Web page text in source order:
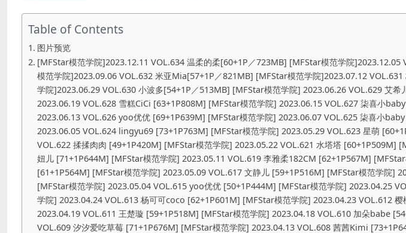
Table of Contents
图片预览
[MFStar模范学院]2023.12.11 VOL.634 温柔的柔[60+1P／723MB] [MFStar模范学院]2023.12.05 VOL.633 董林越[64+1P／767MB] [MFStar模范学院]2023.09.06 VOL.632 米亚Mia[57+1P／821MB] [MFStar模范学院]2023.07.12 VOL.631 杨可可coco[83+1P／965MB] [MFStar模范学院]2023.06.29 VOL.630 小波多[54+1P／513MB] [MFStar模范学院] 2023.06.26 VOL.629 艾希儿[57+1P／549MB] [MFStar模范学院] 2023.06.19 VOL.628 雪糕CiCi [63+1P808M] [MFStar模范学院] 2023.06.15 VOL.627 柒喜小baby [47+1P385M] [MFStar模范学院] 2023.06.13 VOL.626 yoo优优 [69+1P639M] [MFStar模范学院] 2023.06.07 VOL.625 柒喜小baby [75+1P682M] [MFStar模范学院] 2023.06.05 VOL.624 lingyu69 [73+1P763M] [MFStar模范学院] 2023.05.29 VOL.623 星萌 [60+1P505M] [MFStar模范学院] 2023.05.24 VOL.622 揉揉肉肉 [49+1P420M] [MFStar模范学院] 2023.05.22 VOL.621 水塔塔 [60+1P509M] [MFStar模范学院] 2023.05.18 VOL.620 大美妞儿 [71+1P644M] [MFStar模范学院] 2023.05.11 VOL.619 李雅柔182CM [62+1P567M] [MFStar模范学院] 2023.05.10 VOL.618 伊诺 [61+1P564M] [MFStar模范学院] 2023.05.09 VOL.617 文静儿 [59+1P516M] [MFStar模范学院] 2023.05.08 VOL.616 陈怡曼 [68+1P761M] [MFStar模范学院] 2023.05.04 VOL.615 yoo优优 [50+1P444M] [MFStar模范学院] 2023.04.25 VOL.614 温心怡 [56+1P577M] [MFStar模范学院] 2023.04.24 VOL.613 杨可可coco [62+1P601M] [MFStar模范学院] 2023.04.23 VOL.612 樱桃小犊子 [59+1P531M] [MFStar模范学院] 2023.04.19 VOL.611 王楚璇 [59+1P518M] [MFStar模范学院] 2023.04.18 VOL.610 加朵babe [54+1P471M] [MFStar模范学院] 2023.04.17 VOL.609 汐汐爱吃草莓 [71+1P676M] [MFStar模范学院] 2023.04.13 VOL.608 茜茜Kimi [73+1P641M] [MFStar模范学院] 2023.04.12 VOL.607 月音瞳 [57+1P627M] [MFStar模范学院] 2023.04.11 VOL.606 李雅柔182CM [45+1P445M] [MFStar模范学院] 2023.04.10 VOL.605 大美妞儿 [62+1P569M] [MFStar模范学院] 2023.04.06 VOL.604 雪糕CiCi [57+1P512M] [MFStar模范学院] 2023.04.04 VOL.603 加朵babe [65+1P565M] [MFStar模范学院] 2023.04.03 VOL.602 汐汐爱吃草莓 [51+1P493M] [MFStar模范学院] 2023.03.30 VOL.601 樱桃小犊子 [75+1P810M] [MFStar模范学院] 2023.03.28 VOL.600 雪糕CiCi [58+1P500M] [MFStar模范学院] 2023.03.27 VOL.599 茜茜Kimi [61+1P524M] [MFStar模范学院] 2023.03.23 VOL.598 大美妞儿 [78+1P798M] [MFStar模范学院] 2023.03.22 VOL.597 星萌 [60+1P648M] [MFStar模范学院] 2023.03.21 VOL.596 樱桃小犊子 [58+1P477M] [MFStar模范学院] 2023.03.20 VOL.595 汐汐爱吃草莓 [65+1P607M] [MFStar模范学院] 2023.03.16 VOL.594 露露luncy 牛仔裤 [60+1P594M] [MFStar模范学院] 2023.03.15 VOL.593 雪糕CiCi [63+1P600M] [MFStar模范学院] 2023.03.09 VOL.592 米亚Mia [59+1P616M] [MFStar模范学院] 2023.03.02 VOL.591 汐汐爱吃草莓 [81+1P722M] [MFStar模范学院] 2023.02.28 VOL.590 小樱花baby [50+1P435M] [MFStar模范学院] 2023.02.27 VOL.589 yoo优优 [66+1P593M] [MFStar模范学院]2023.02.23 VOL.588 雪雪琪 [58+1P536M] [MFStar模范学院]2023.02.16 VOL.587 露露luncy[51+1P／323MB] [MFStar模范学院]2023.02.14 VOL.586 加朵babe[73+1P／598MB] [MFStar模范学院]2023.02.13 VOL.585 樱桃小犊[53+1P／337MB] [MFStar模范学院]2023.02.06 VOL.584 人间荒糖[51+1P／306MB] [MFStar模范学院]2023.01.30 VOL.583 露露luncy[73+1P／483MB] [MFStar模范学院]2023.01.19 VOL.582 白茹雪[60+1P／493MB] [MFStar模范学院]2023.01.16 VOL.581 露露luncy[51+1P／529MB] [MFStar模范学院]2023.01.12 VOL.580 奶瓶[50+1P／364MB] [MFStar模范学院]2023.01.09 VOL.579 白茹雪[41+1P／392MB] [MFStar模范学院]2023.01.05 VOL.578 Ai西西里[62+1P／509MB] [MFStar模范学院]2023.01.03 VOL.577 樱桃小犊子[50+1P／253MB] [MFStar模范学院]2022.12.28 VOL.576 白茹雪[51+1P／371MB] [MFStar模范学院] 2022.11.11 VOL.575 露露luncy [57+1P／552MB] [MFStar模范学院] 2022.11.07 VOL.574 樱桃小犊子 [50+1P／500MB] [MFStar模范学院] 2022.10.24 VOL.573 小可爱o.o 丝袜美臀(官方下架) [MFStar模范学院] 2022.10.19 VOL.572 吴思晚 [72+1P／599MB] [MFStar模范学院] 2022.10.17 VOL.571 夏沫沫tifa [53+1P／483M] [MFStar模范学院]2022.10.11 VOL.570 yoo优优 [51+1P／534MB] [MFStar模范学院]2022.10.09 VOL.569 Ai西西里 [43+1P／441MB] [MFStar模范学院]2022.10.08 VOL.568 露露Andrea [56+1P／568MB] [MFStar模范学院]2022.08.22 VOL.567 白茹雪 [51+1P／484MB] [MFStar模范学院]2022.08.17 VOL.566 露露Andrea [42+1P／451MB] [MFStar模范学院]2022.08.16 VOL.565 小米XM [61+1P／464MB] [MFStar模范学院]2022.07.18 VOL.564 小果冻儿[46+1P／499MB] [MFStar模范学院]2022.07.11 VOL.563 露露candy[50+1P／584MB] [MFStar模范学院]2022.03.21 VOL.562 韩好甜[59+1P／571MB] [MFStar模范学院]2022.03.18 VOL.561 吴雪瑶[61+1P／564MB] [MFStar模范学院]2022.03.16 VOL.560 吴思晚[60+1P／683MB] [MFStar模范学院]2022.03.14 VOL.559 韩好甜[61+1P／538MB] [MFStar模范学院]2022.03.11 VOL.558 白茹雪[50+1P／462MB] [MFStar模范学院]2022.03.09 VOL.557 人间荒糖[70+1P／615MB] [MFStar模范学院]2022.03.07 VOL.556 韩好甜[58+1P／536MB] [MFStar模范学院]2022.03.04 VOL.555 吴雪瑶[53+1P／471MB] [MFStar模范学院]2022.03.02 VOL.554 羽仁鹿[58+1P／550MB] [MFStar模范学院]2022.02.28 VOL.553 小果冻儿[47+1P／450MB] [MFStar模范学院]2022.02.25 VOL.552 白茹雪[40+1P／366MB] [MFStar模范学院]2022.02.23 VOL.551 吴雪瑶[54+1P／633MB] [MFStar模范学院]2022.01.27 VOL.550 yoo优优[60+1P／622MB] [MFStar模范学院]2022.01.24 VOL.549 白茹雪[50+1P／550MB] [MFStar模范学院]2022.01.18 VOL.548 小果冻儿[50+1P／602MB] [MFStar模范学院]2022.02.25 VOL.552 白茹雪[40+1P／366MB] [MFStar模范学院]2022.02.23 VOL.551 吴雪瑶[54+1P／633MB] [MFStar模范学院]2021.12.20 VOL.547 徐媛媛[36+1P／426MB] [MFStar模范学院]2021.12.10 VOL.546 77qiqi[52+1P／506MB] [MFStar模范学院]2021.12.06 VOL.545 甜筒晓彤[56+1P／527MB] [MFStar模范学院]2021.12.01 VOL.544 徐媛媛[42+1P／508MB] [MFStar模范学院]2021.11.29 VOL.543 甜筒晓彤[53+1P／526MB] [MFStar模范学院]2021.11.26 VOL.542 youOvOyou[43+1P／514MB] [MFStar模范学院]2021.11.24 VOL.541 夏沫沫tifa[37+1P／362MB] [MFStar模范学院]2021.11.19 VOL.540 蔡文钰Abby[48+1P／468MB] [MFStar模范学院]2021.11.16 VOL.539 王蜜[51+1P／436MB] [MFStar模范学院]2021.11.16 VOL.539 王蜜[51+1P／436MB] [MFStar模范学院]2021.10.22 VOL.538 模特合集[36+1P／463MB] [MFStar模范学院]2021.10.20 VOL.537 王蜜[42+1P／400MB] [MFStar模范学院]2021.10.18 VOL.536 佳佳崽崽[48+1P／607MB] [MFStar模范学院]2021.10.15 VOL.535 艾尔莎elsa[40+1P／440MB] [MFStar模范学院]2021.10.11 VOL.534 蔡文钰Abby[50+1P／586MB] [MFStar模范学院]2021.09.13 VOL.533 77qiqi[50+1P／465MB] [MFStar模范学院]2021.09.07 VOL.532 一颗甜蛋黄a[56+1P／490MB] [MFStar模范学院]2021.09.03 VOL.531 苏西-susie[51+1P／573MB] [MFStar模范学院]2021.08.30 VOL.530 一颗甜蛋黄a[50+1P／517MB] [MFStar模范学院]2021.08.27 VOL.529 苏西-susie[58+1P／587MB] [MFStar模范学院]2021.08.23 VOL.528 一颗甜蛋黄a[50+1P／468MB] [MFStar模范学院]2021.08.20 VOL.527 李颖煊baby[36+1P／319MB] [MFStar模范学院]2021.08.16 VOL.526 一颗甜蛋黄a[50+1P／492MB] [MFStar模范学院]2021.08.13 VOL.525 李颖煊baby[54+1P／572MB] [MFStar模范学院]2021.08.11 VOL.524 人间荒糖[48+1P／387MB] [MFStar模范学院]2021.08.09 VOL.523 一颗甜蛋黄a[45+1P／468MB] [MFStar模范学院]2021.08.06 VOL.522 77qiqi[47+1P／369MB] [MFStar模范学院]2021.08.04 VOL.521 墨韩[38+1P／304MB] [MFStar模范学院]2021.08.02 VOL.520 米漫池[39+1P／381MB] [MFStar模范学院]2021.07.30 VOL.519 吴雪瑶[40+1P／363MB] [MFStar模范学院]2021.07.28 VOL.518 揉揉肉肉[37+1P／397MB] [MFStar模范学院]2021.07.23 VOL.516 77qiqi[46+1P／499MB] [MFStar模范学院]2021.07.21 VOL.515 奶瓶[43+1P／375MB] [MFStar模范学院]2021.07.19 VOL.514 米漫池[51+1P／479MB] [MFStar模范学院]2021.07.16 VOL.513 吴雪瑶[40+1P／420MB] [MFStar模范学院]2021.07.12 VOL.512 墨韩[49+1P／435MB] [MFStar模范学院]2021.07.12 VOL.512 墨韩[49+1P／435MB] [MFStar模范学院]2021.07.08 VOL.511 揉揉肉肉[42+1P／444MB] [MFStar模范学院]2021.07.02 VOL.510 吴雪瑶[45+1P／442MB] [MFStar模范学院]2021.06.28 VOL.509 方子萱[51+1P／452MB] [MFStar模范学院]2021.06.23 VOL.508 星萌[45+1P／394MB] [MFStar模范学院]2021.06.21 VOL.507 模特合集[49+1P／442MB] [MFStar模范学院]2021.06.18 VOL.506 水水er[41+1P／433MB] [MFStar模范学院]2021.06.17 VOL.505 白茹雪[40+1P／393MB] [MFStar模范学院]2021.06.15 VOL.504 Laura苏雨彤 [40+1P／339MB] [MFStar模范学院]2021.06.11 VOL.503 人间荒糖[45+1P／391MB] [MFStar模范学院]2021.06.08 VOL.502 小鹿路[38+1P／468MB] [MFStar模范学院] 2021.06.04 VOL.501 NaNa_baby[46+1P／409MB] [MFStar模范学院]